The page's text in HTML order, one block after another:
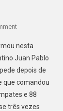
On
4
TEMPORADAS
FORTALEZA
DEMITE
TÉCNICO
JUAN
nesta
Juan Pablo
depois de
que comandou
e 88
três vezes